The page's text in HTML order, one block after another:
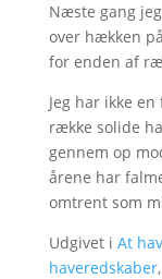
Næste gang
over hækken
for enden af
Jeg har ikke
række solide
gennem op
årene har
omtrent som
Udgivet i At
haveredskaber,